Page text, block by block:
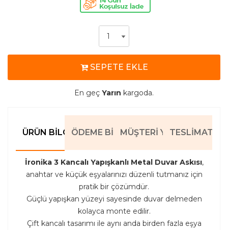
SEPETE EKLE
En geç Yarın kargoda.
ÜRÜN BILGILERIÖDEME BILGILERIMÜŞTERI YORUMLARI
TESLIMAT
İronika 3 Kancalı Yapışkanlı Metal Duvar Askısı,
anahtar ve küçük eşyalarınızı düzenli tutmanız için
pratik bir çözümdür.
Güçlü yapışkan yüzeyi sayesinde duvar delmeden
kolayca monte edilir.
Çift kancalı tasarımı ile aynı anda birden fazla eşya